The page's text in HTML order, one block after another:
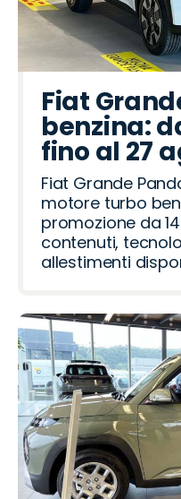
Fiat
benzina:
fino al 27
Fiat Grande
motore turbo
promozione da
contenuti,
allestimenti